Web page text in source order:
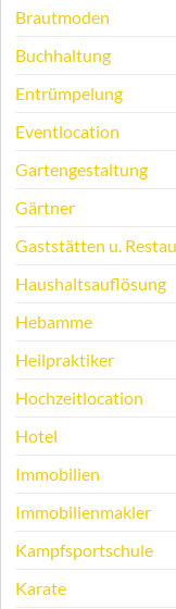
Brautmoden
Buchhaltung
Entrümpelung
Eventlocation
Gartengestaltung
Gärtner
Gaststätten u.
Haushaltsauflösung
Hebamme
Heilpraktiker
Hochzeitlocation
Hotel
Immobilien
Immobilienmakler
Kampfsportschule
Karate